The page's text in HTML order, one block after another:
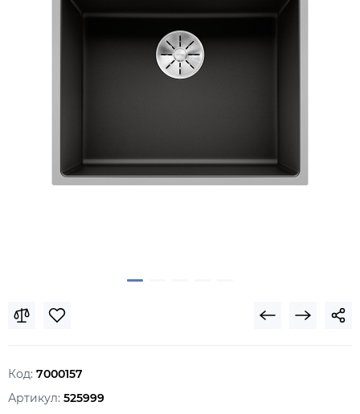
Код: 7000157
Артикул: 525999